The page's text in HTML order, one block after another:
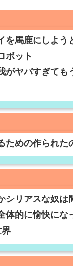
を馬鹿にしよう
ボット
がヤバすぎても
ための作られた
シリアスな奴は
体的に愉快にな
界